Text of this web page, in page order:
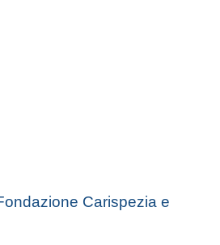
Carispezia e